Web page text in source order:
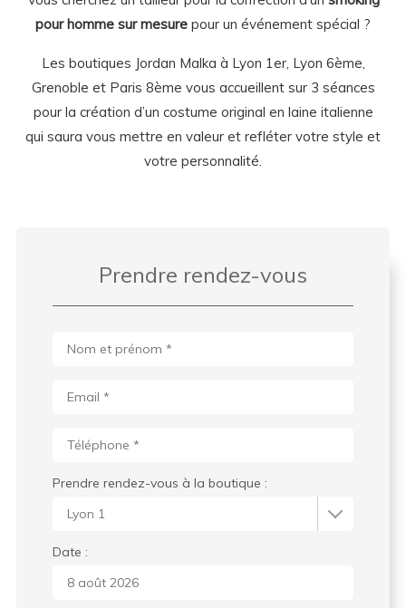
pour homme sur mesure pour un événement spécial ?
Les boutiques Jordan Malka à Lyon 1er, Lyon 6ème,
Grenoble et Paris 8ème vous accueillent sur 3 séances
pour la création d’un costume original en laine italienne
qui saura vous mettre en valeur et refléter votre style et
votre personnalité.
Prendre rendez-vous
Prendre rendez-vous à la boutique :
Date :